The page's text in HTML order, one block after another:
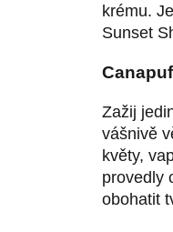
krému.
Sunset
Zažij
vášnivě
květy,
provedly
obohatit